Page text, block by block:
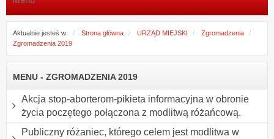
Aktualnie jesteś w: Strona główna URZĄD MIEJSKI
Zgromadzenia
Zgromadzenia 2019
MENU - ZGROMADZENIA 2019
Akcja stop-aborterom-pikieta informacyjna w obronie
życia poczętego połączona z modlitwą różańcową.
Publiczny różaniec, którego celem jest modlitwa w